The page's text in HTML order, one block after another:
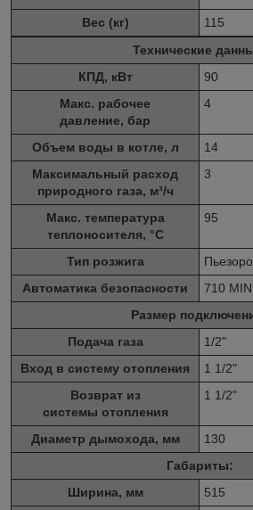
Вес (кг)
115
Технические
КПД, кВт
90
Макс. рабочее
давление, бар
4
Объем воды в котле, л
14
Максимальный расход
природного газа, м³/ч
3
Макс. температура
теплоносителя, °C
95
Тип розжига
Автоматика безопасности
710
Размер
Подача газа
1/2"
Вход в систему отопления
1 1/2"
Возврат из
системы отопления
1 1/2"
Диаметр дымохода, мм
130
Габариты:
Ширина, мм
515